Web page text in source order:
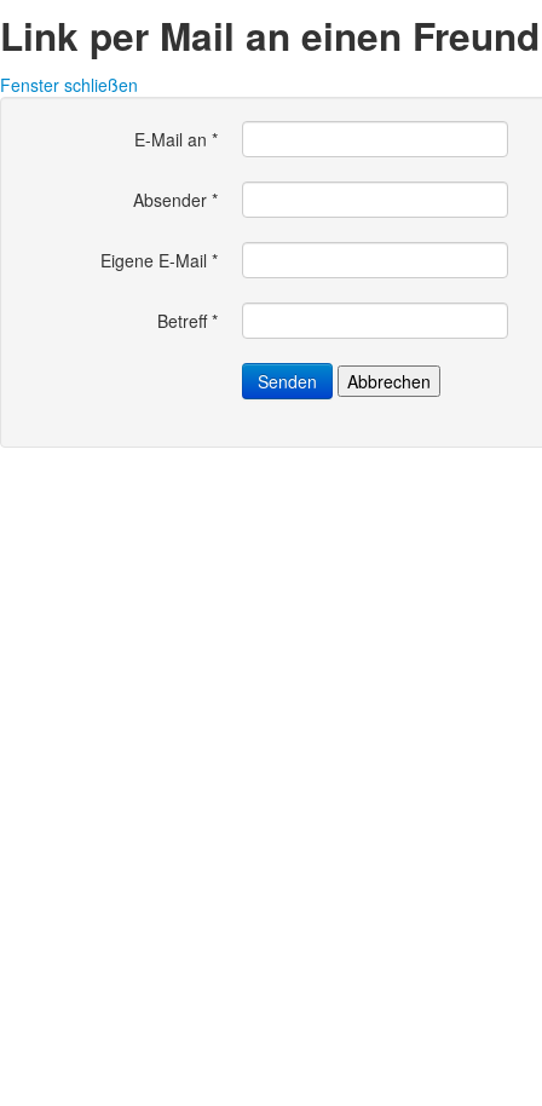
Link per Mail an einen
Fenster schließen
E-Mail an *
Absender *
Eigene E-Mail *
Betreff*
Senden Abbrechen